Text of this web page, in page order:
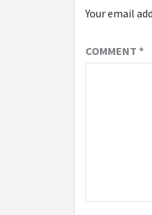
Your email
COMMENT *